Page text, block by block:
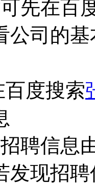
先在百
公司的
度搜索
聘信息
发现招